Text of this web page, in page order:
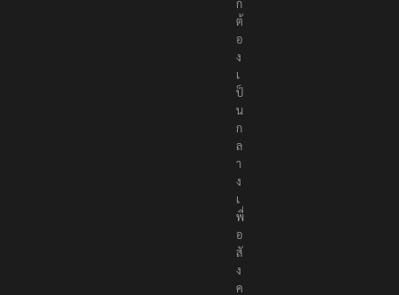
ต้
อ
ง
เ
ป็
น
ก
ล
า
ง
เ
พื่
อ
สั
ง
ค